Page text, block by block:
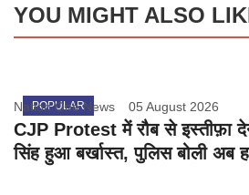
YOU MIGHT ALSO
POPULAR
Nation One News 05 August 2026
CJP Protest में रौब से इस्तीफ़ा
सिंह हुआ बर्खास्त, पुलिस बोली अब